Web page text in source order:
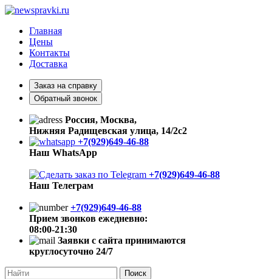
Главная
Цены
Контакты
Доставка
Заказ на справку
Обратный звонок
Россия, Москва,
Нижняя Радищевская улица, 14/2с2
+7(929)649-46-88
Наш WhatsApp
+7(929)649-46-88
Наш Телеграм
+7(929)649-46-88
Прием звонков ежедневно:
08:00-21:30
Заявки с сайта принимаются
круглосуточно 24/7